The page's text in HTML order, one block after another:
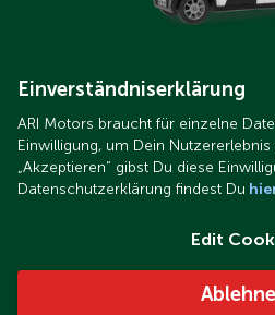
klären auf
Einverständniserklärung
ARI Motors braucht für einzelne
Einwilligung, um Dein
„Akzeptieren“ gibst Du diese
Datenschutzerklärung findest Du
Edit